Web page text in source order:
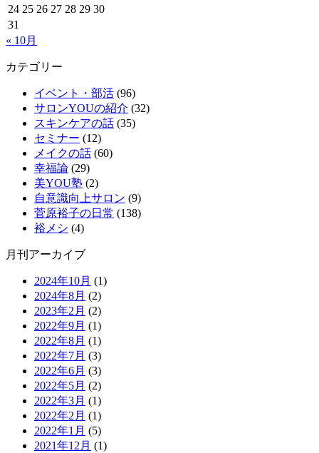
24 25 26 27 28 29 30
31
« 10月
カテゴリー
イベント・部活 (96)
サロンYOUの紹介 (32)
スキンケアの話 (35)
セミナー (12)
メイクの話 (60)
幸福論 (29)
美YOU塾 (2)
自意識向上サロン (9)
菅原裕子の日常 (138)
裕メシ (4)
月刊アーカイブ
2024年10月 (1)
2024年8月 (2)
2023年2月 (2)
2022年9月 (1)
2022年8月 (1)
2022年7月 (3)
2022年6月 (3)
2022年5月 (2)
2022年3月 (1)
2022年2月 (1)
2022年1月 (5)
2021年12月 (1)